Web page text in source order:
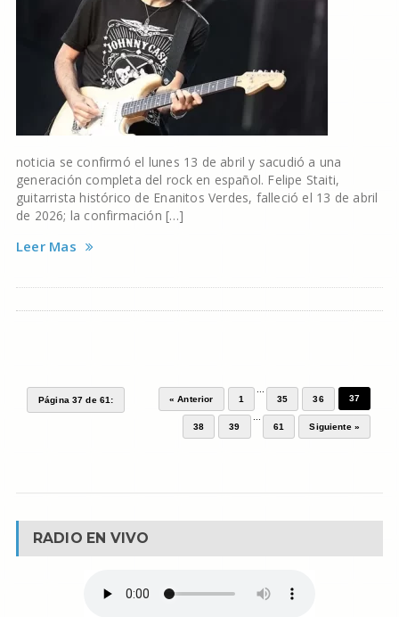
noticia se confirmó el lunes 13 de abril y sacudió a una
generación completa del rock en español. Felipe Staiti,
guitarrista histórico de Enanitos Verdes, falleció el 13 de abril
de 2026; la confirmación […]
Leer Mas
Página 37 de 61: « Anterior 1
35
36 37
38 39
61
Siguiente »
RADIO EN VIVO